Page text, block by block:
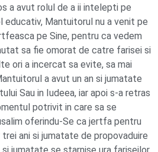
a avut rolul de a ii intelepti pe
educativ, Mantuitorul nu a venit pe
pe Sine, pentru ca vedem
sa fie omorat de catre farisei si
ori a incercat sa evite, sa mai
a avut un an si jumatate
Sau in Iudeea, iar apoi s-a retras
potrivit in care sa se
oferindu-Se ca jertfa pentru
ani si jumatate de propovaduire